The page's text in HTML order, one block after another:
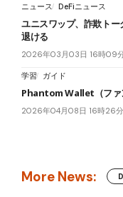
ニュース DeFiニュース
ユニスワップ、詐欺ト
退ける
2026年03月03日 16時09
学習 ガイド
Phantom Wallet（ファ
2026年04月08日 16時26分
More News: